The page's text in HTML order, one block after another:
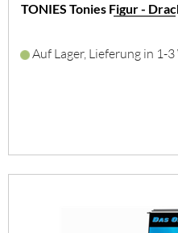
TONIES Tonies Figur -
Auf Lager, Lieferung in 1-